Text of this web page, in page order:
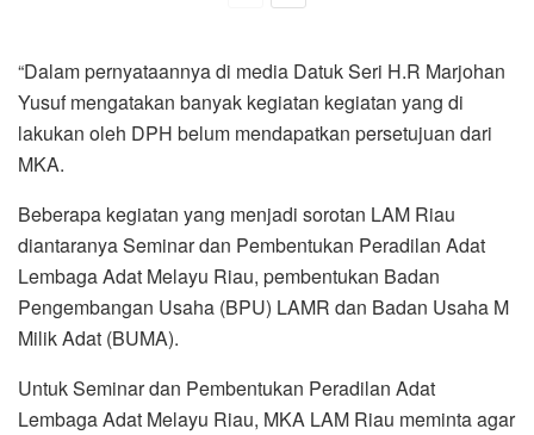
“Dalam pernyataannya di media Datuk Seri H.R Marjohan
Yusuf mengatakan banyak kegiatan kegiatan yang di
lakukan oleh DPH belum mendapatkan persetujuan dari
MKA.
Beberapa kegiatan yang menjadi sorotan LAM Riau
diantaranya Seminar dan Pembentukan Peradilan Adat
Lembaga Adat Melayu Riau, pembentukan Badan
Pengembangan Usaha (BPU) LAMR dan Badan Usaha M
Milik Adat (BUMA).
Untuk Seminar dan Pembentukan Peradilan Adat
Lembaga Adat Melayu Riau, MKA LAM Riau meminta agar